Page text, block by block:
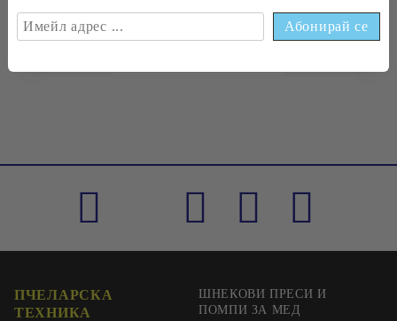
ПЧЕЛАРСКА
ТЕХНИКА
ШНЕКОВИ ПРЕСИ И
ПОМПИ ЗА МЕД